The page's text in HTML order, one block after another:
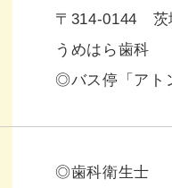
〒314-0144 茨
うめはら歯科
◎バス停「アト
◎歯科衛生士